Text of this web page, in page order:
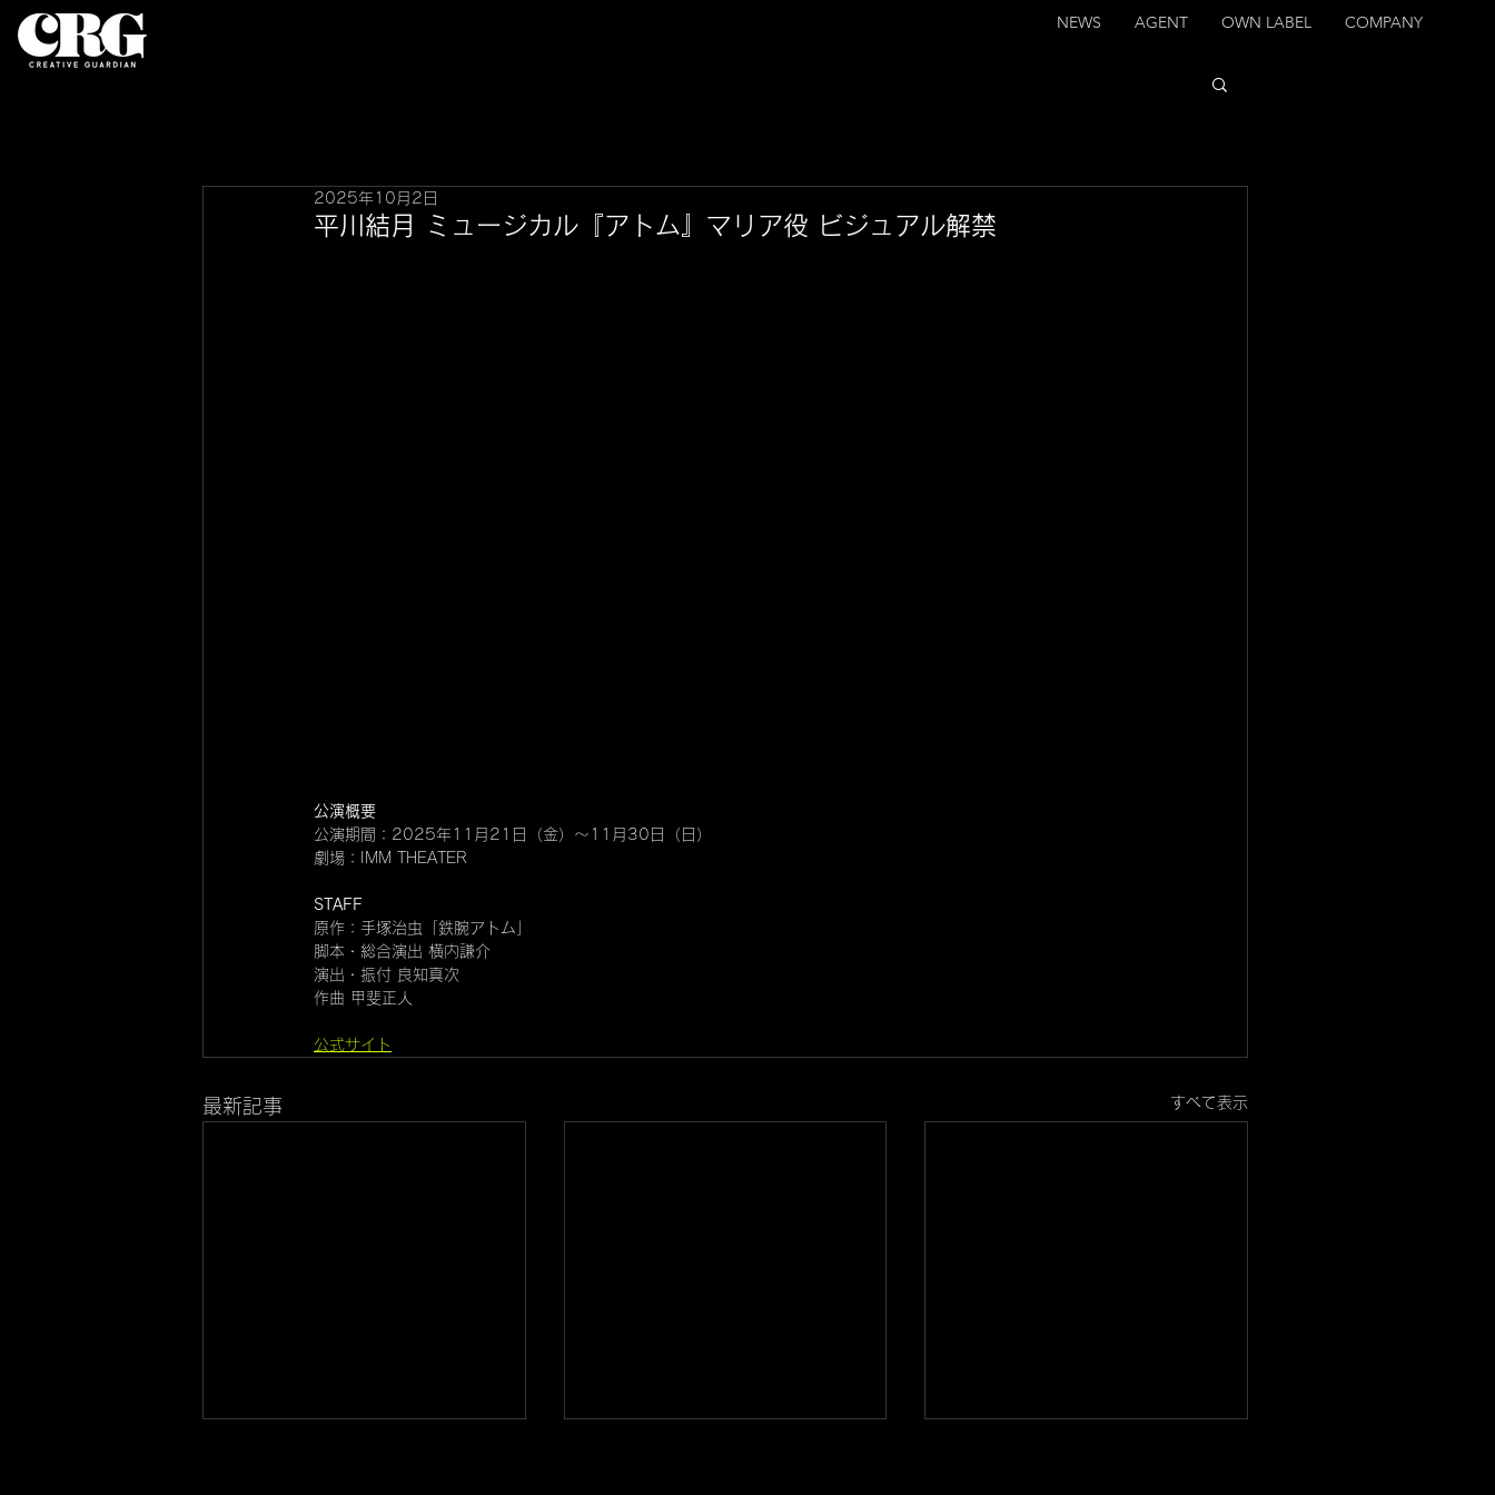
NEWS AGENT OWN LABEL COMPANY
平川結月 ミュージカル『アトム』マリア役 ビジュアル解禁
2025年10月2日
公演概要
公演期間：2025年11月21日（金）～11月30日（日）
劇場：IMM THEATER
STAFF
原作：手塚治虫「鉄腕アトム」
脚本・総合演出 横内謙介
演出・振付 良知真次
作曲 甲斐正人
公式サイト
最新記事 すべて表示